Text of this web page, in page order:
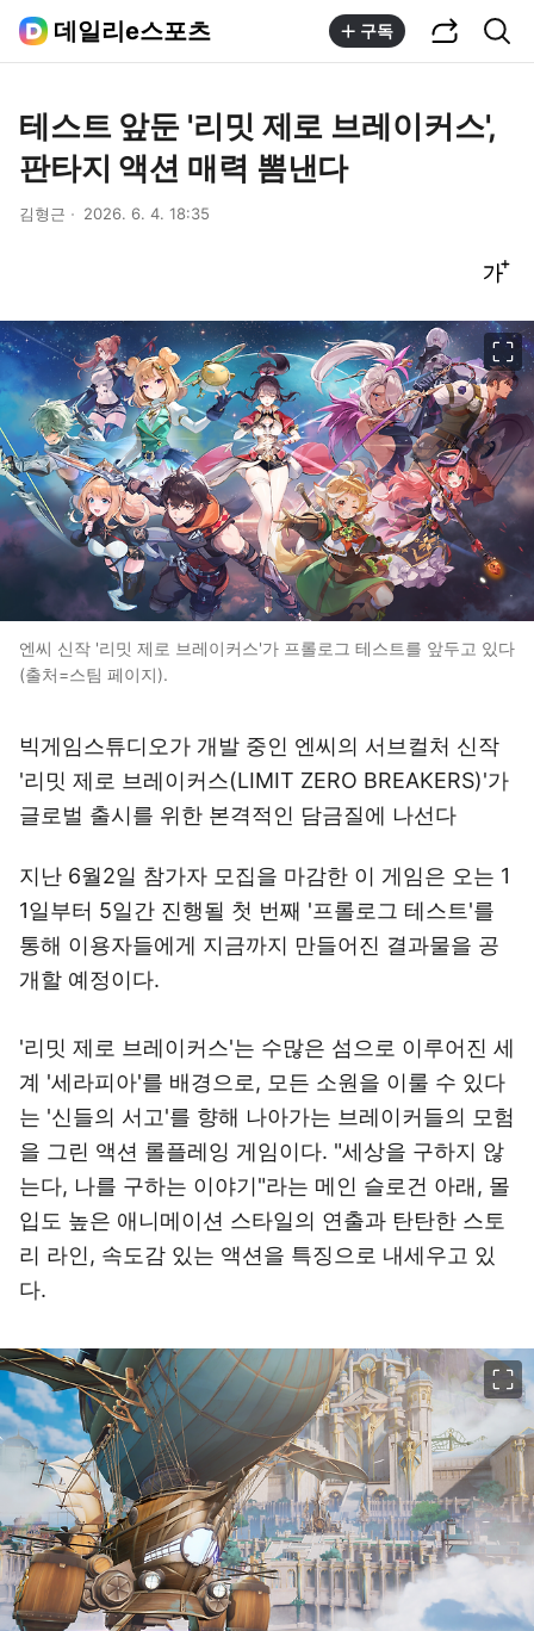
데일리e스포츠 구독
테스트 앞둔 '리밋 제로 브레이커스',
판타지 액션 매력 뽐낸다
김형근 2026. 6. 4. 18:35
엔씨 신작 '리밋 제로 브레이커스'가 프롤로그 테스트를 앞두고 있다
(출처=스팀 페이지).
빅게임스튜디오가 개발 중인 엔씨의 서브컬처 신작
'리밋 제로 브레이커스(LIMIT ZERO BREAKERS)'가
글로벌 출시를 위한 본격적인 담금질에 나선다
지난 6월2일 참가자 모집을 마감한 이 게임은 오는 1
1일부터 5일간 진행될 첫 번째 '프롤로그 테스트'를
통해 이용자들에게 지금까지 만들어진 결과물을 공
개할 예정이다.
'리밋 제로 브레이커스'는 수많은 섬으로 이루어진 세
계 '세라피아'를 배경으로, 모든 소원을 이룰 수 있다
는 '신들의 서고'를 향해 나아가는 브레이커들의 모험
을 그린 액션 롤플레잉 게임이다. "세상을 구하지 않
는다, 나를 구하는 이야기"라는 메인 슬로건 아래, 몰
입도 높은 애니메이션 스타일의 연출과 탄탄한 스토
리 라인, 속도감 있는 액션을 특징으로 내세우고 있
다.